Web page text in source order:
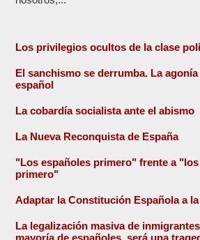
Los privilegios ocultos de la clase
El sanchismo se derrumba. La
español
La cobardía socialista ante el abismo
La Nueva Reconquista de España
"Los españoles primero" frente a
primero"
Adaptar la Constitución Española a
La legalización masiva de
mayoría de españoles, será una